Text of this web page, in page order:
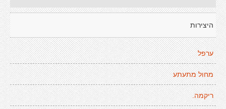
היצירות
ערפל
מחול מתעתע
ריקמה.